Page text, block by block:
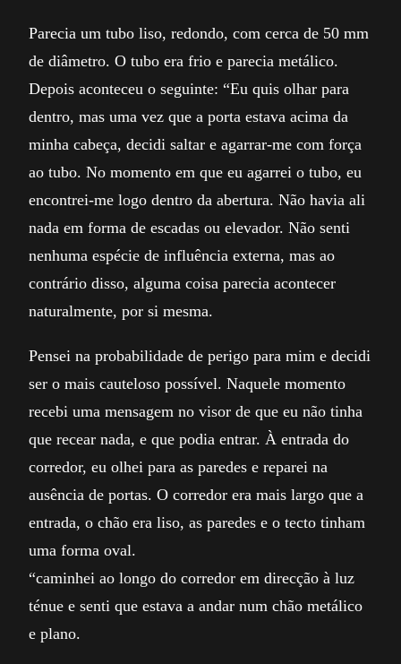
Parecia um tubo liso, redondo, com cerca de 50 mm
de diâmetro. O tubo era frio e parecia metálico.
Depois aconteceu o seguinte: “Eu quis olhar para
dentro, mas uma vez que a porta estava acima da
minha cabeça, decidi saltar e agarrar-me com força
ao tubo. No momento em que eu agarrei o tubo, eu
encontrei-me logo dentro da abertura. Não havia ali
nada em forma de escadas ou elevador. Não senti
nenhuma espécie de influência externa, mas ao
contrário disso, alguma coisa parecia acontecer
naturalmente, por si mesma.
Pensei na probabilidade de perigo para mim e decidi
ser o mais cauteloso possível. Naquele momento
recebi uma mensagem no visor de que eu não tinha
que recear nada, e que podia entrar. À entrada do
corredor, eu olhei para as paredes e reparei na
ausência de portas. O corredor era mais largo que a
entrada, o chão era liso, as paredes e o tecto tinham
uma forma oval.
“caminhei ao longo do corredor em direcção à luz
ténue e senti que estava a andar num chão metálico
e plano.